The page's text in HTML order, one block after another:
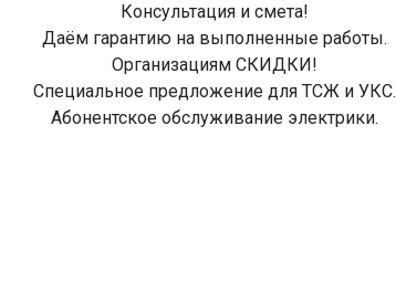
Консультация и смета!
Даём гарантию на выполненные работы.
Организациям СКИДКИ!
Специальное предложение для ТСЖ и УКС.
Абонентское обслуживание электрики.